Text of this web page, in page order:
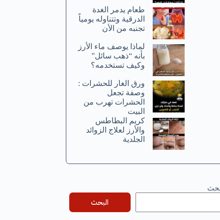
طعام يدمر الغدة
الدرقية وتتناوله يومياً
تجنبه من الأن
لماذا يوصف ماء الأرز
بأنه “ذهب سائل”
وكيف تستخدمه؟
ورق الغار للحشرات :
وصفة تجعل
الحشرات تهرب من
البيت
كريم البطاطس
والأرز لعلاج الزوائد
الجلدية
البحث